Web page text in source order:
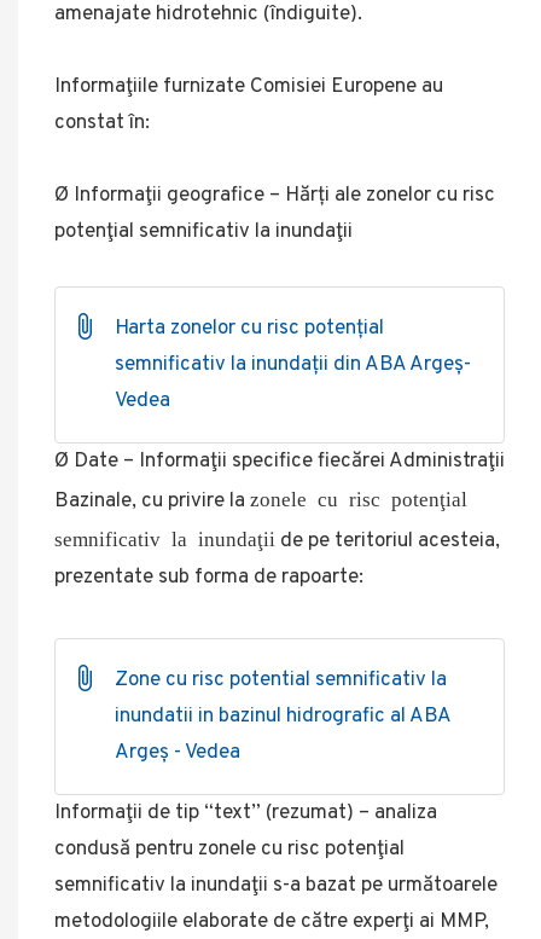
amenajate hidrotehnic (îndiguite).
Informaţiile furnizate Comisiei Europene au
constat în:
Ø Informaţii geografice – Hărți ale zonelor cu risc
potenţial semnificativ la inundaţii
Harta zonelor cu risc potențial
semnificativ la inundații din ABA Argeș-
Vedea
Ø Date – Informaţii specifice fiecărei Administraţii
Bazinale, cu privire la zonele cu risc potenţial
semnificativ la inundaţii de pe teritoriul acesteia,
prezentate sub forma de rapoarte:
Zone cu risc potential semnificativ la
inundatii in bazinul hidrografic al ABA
Argeș - Vedea
Informaţii de tip “text” (rezumat) – analiza
condusă pentru zonele cu risc potenţial
semnificativ la inundaţii s-a bazat pe următoarele
metodologiile elaborate de către experţi ai MMP,